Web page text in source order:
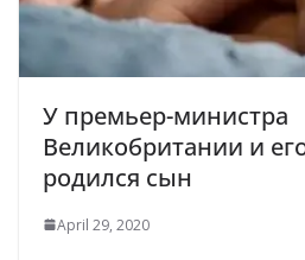
У премьер-министра
Великобритании и
родился сын
April 29, 2020